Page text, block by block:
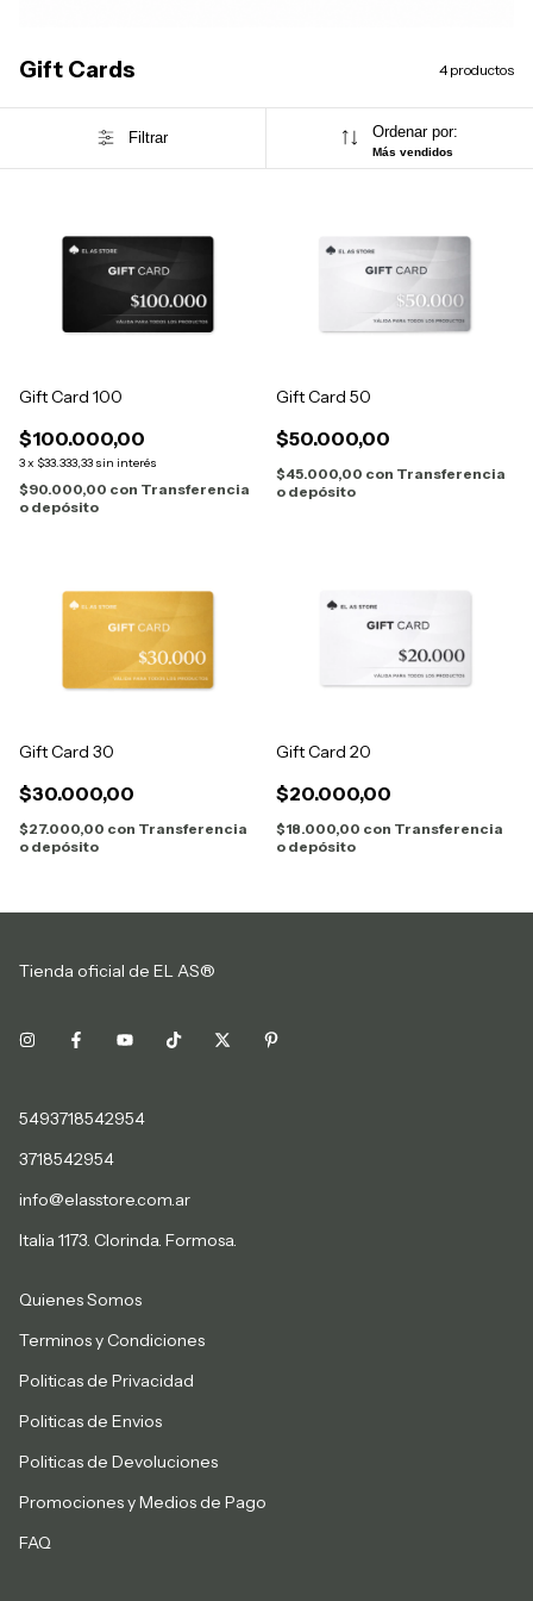
Gift Cards 4 productos
Filtrar Ordenar por:
Más vendidos
Gift Card 100
$100.000,00
3x $33.333,33 sin interés
$90.000,00 con Transferencia
o depósito
Gift Card 50
$50.000,00
$45.000,00 con Transferencia
o depósito
Gift Card 30
$30.000,00
$27.000,00 con Transferencia
o depósito
Gift Card 20
$20.000,00
$18.000,00 con Transferencia
o depósito
Tienda oficial de EL AS®
5493718542954
3718542954
info@elasstore.com.ar
Italia 1173. Clorinda. Formosa.
Quienes Somos
Terminos y Condiciones
Politicas de Privacidad
Politicas de Envios
Politicas de Devoluciones
Promociones y Medios de Pago
FAQ